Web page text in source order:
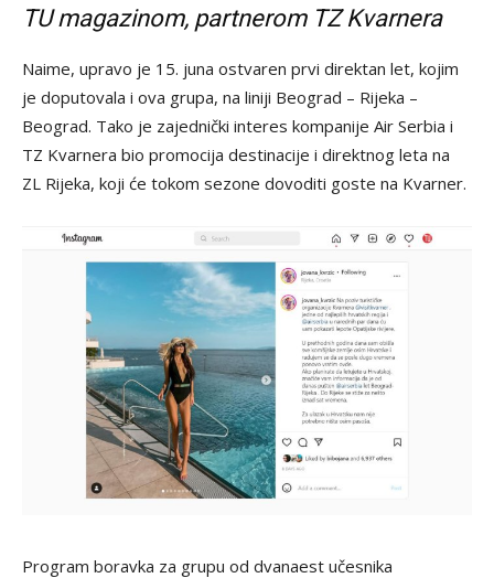
TU magazinom, partnerom TZ Kvarnera
Naime, upravo je 15. juna ostvaren prvi direktan let, kojim
je doputovala i ova grupa, na liniji Beograd – Rijeka –
Beograd. Tako je zajednički interes kompanije Air Serbia i
TZ Kvarnera bio promocija destinacije i direktnog leta na
ZL Rijeka, koji će tokom sezone dovoditi goste na Kvarner.
Program boravka za grupu od dvanaest učesnika